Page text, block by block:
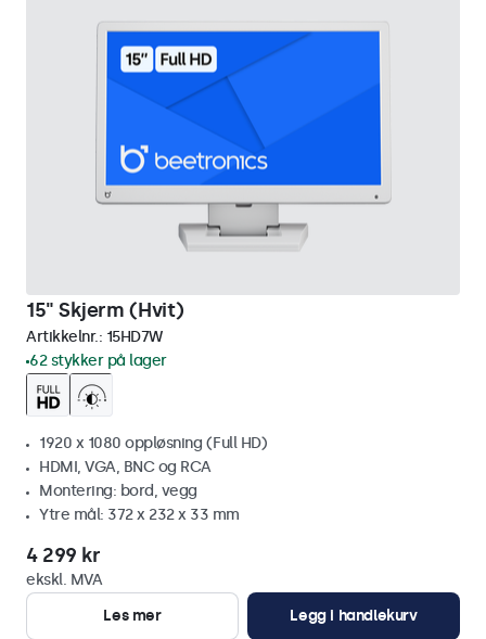
15" Skjerm (Hvit)
Artikkelnr.: 15HD7W
62 stykker på lager
1920 x 1080 oppløsning (Full HD)
HDMI, VGA, BNC og RCA
Montering: bord, vegg
Ytre mål: 372 x 232 x 33 mm
4 299 kr
ekskl. MVA
Les mer
Legg i handlekurv